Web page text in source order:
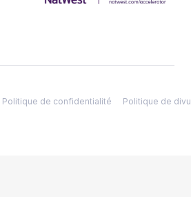
Politique de confidentialité Politique de